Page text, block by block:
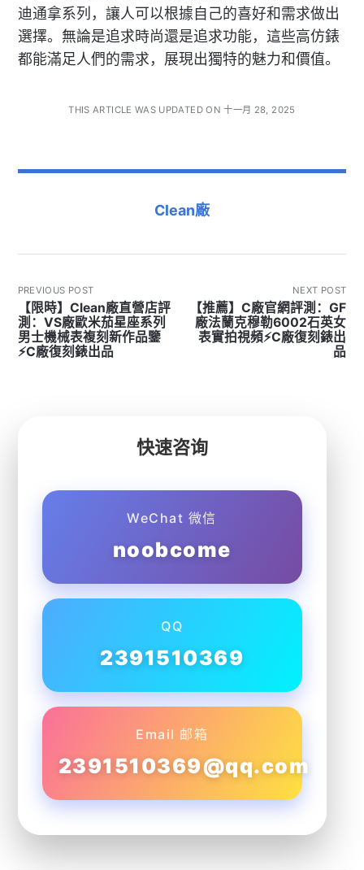
迪通拿系列，讓人可以根據自己的喜好和需求做出
選擇。無論是追求時尚還是追求功能，這些高仿錶
都能滿足人們的需求，展現出獨特的魅力和價值。
THIS ARTICLE WAS UPDATED ON 十一月 28, 2025
Clean廠
PREVIOUS POST
【限時】Clean廠直營店評
測：VS廠歐米茄星座系列
男士機械表複刻新作品鑒
⚡C廠復刻錶出品
NEXT POST
【推薦】C廠官網評測：GF
廠法蘭克穆勒6002石英女
表實拍視頻⚡C廠復刻錶出
品
快速咨询
WeChat 微信
noobcome
QQ
2391510369
Email 邮箱
2391510369@qq.com